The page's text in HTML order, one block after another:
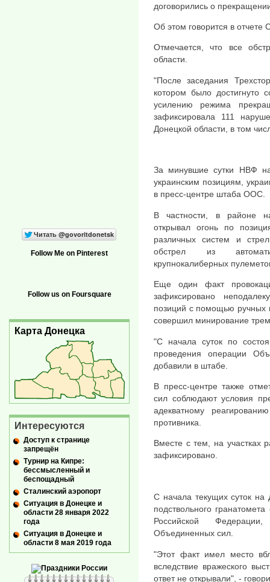
договорились о
Об этом говорится в
Отмечается, что все
области.
"После заседания
котором было достигнуто
усилению режима
зафиксировала 111
Донецкой области, в том
За минувшие сутки НВФ
украинским позициям,
в пресс-центре штаба ООС.
В частности, в районе
открывал огонь по
различных систем и
обстрел из
крупнокалиберных
Еще один факт
зафиксировано
позиций с помощью ручных
совершил минирование
"С начала суток по
проведения операции
добавили в штабе.
В пресс-центре также
сил соблюдают условия
адекватному
противника.
Вместе с тем, на
зафиксировано.
С начала текущих суток на
подствольного
Российской
Объединенных сил.
"Этот факт имел место
вследствие вражеского
ответ не открывали", -
Follow Me on Pinterest
Follow us on Foursquare
Карта Донецка
Интересуются
Доступ к странице
запрещён
Турнир на Кипре:
бессмысленный и
беспощадный
Сталинский аэропорт
Ситуация в Донецке и
области 28 января 2022
года
Ситуация в Донецке и
области 8 мая 2019 года